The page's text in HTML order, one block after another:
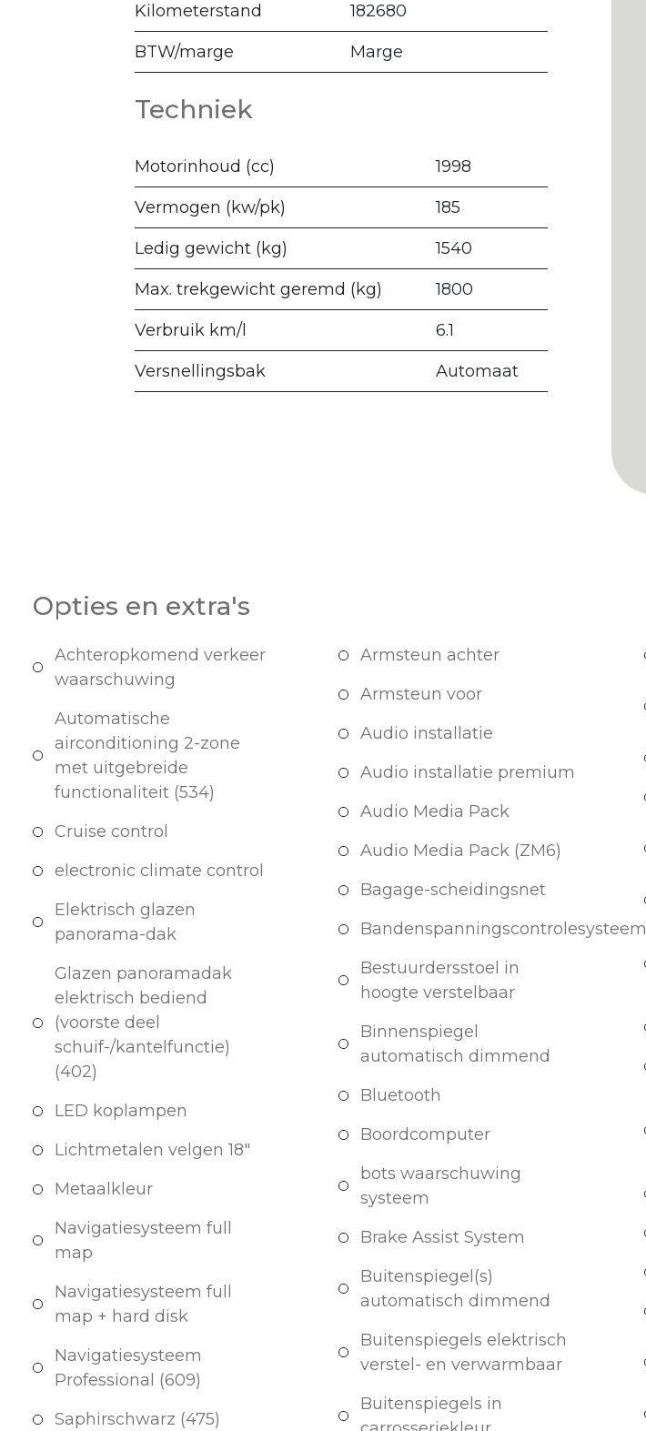
Kilometerstand 182680
BTW/marge Marge
Techniek
Motorinhoud (cc) 1998
Vermogen (kw/pk) 185
Ledig gewicht (kg) 1540
Max. trekgewicht geremd (kg) 1800
Verbruik km/l 6.1
Versnellingsbak Automaat
Opties en extra's
Achteropkomend verkeer
waarschuwing
Automatische
airconditioning 2-zone
met uitgebreide
functionaliteit (534)
Cruise control
electronic climate control
Elektrisch glazen
panorama-dak
Glazen panoramadak
elektrisch bediend
(voorste deel
schuif-/kantelfunctie)
(402)
LED koplampen
Lichtmetalen velgen 18"
Metaalkleur
Navigatiesysteem full
map
Navigatiesysteem full
map + hard disk
Navigatiesysteem
Professional (609)
Saphirschwarz (475)
Armsteun achter
Armsteun voor
Audio installatie
Audio installatie premium
Audio Media Pack
Audio Media Pack (ZM6)
Bagage-scheidingsnet
Bandenspanningscontrolesysteem
Bestuurdersstoel in
hoogte verstelbaar
Binnenspiegel
automatisch dimmend
Bluetooth
Boordcomputer
bots waarschuwing
systeem
Brake Assist System
Buitenspiegel(s)
automatisch dimmend
Buitenspiegels elektrisch
verstel- en verwarmbaar
Buitenspiegels in